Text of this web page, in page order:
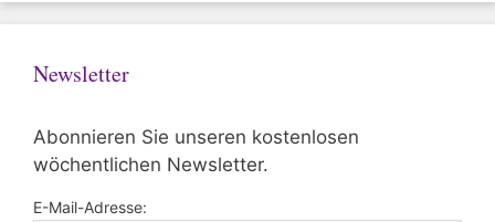
Newsletter
Abonnieren Sie unseren kostenlosen
wöchentlichen Newsletter.
E-Mail-Adresse: